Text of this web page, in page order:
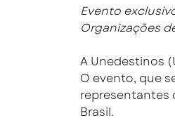
Evento
Organizações
A Unedestinos
O evento, que
representantes
Brasil.